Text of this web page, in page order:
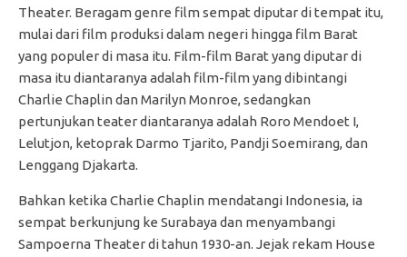
Theater. Beragam genre film sempat diputar di tempat itu,
mulai dari film produksi dalam negeri hingga film Barat
yang populer di masa itu. Film-film Barat yang diputar di
masa itu diantaranya adalah film-film yang dibintangi
Charlie Chaplin dan Marilyn Monroe, sedangkan
pertunjukan teater diantaranya adalah Roro Mendoet I,
Lelutjon, ketoprak Darmo Tjarito, Pandji Soemirang, dan
Lenggang Djakarta.
Bahkan ketika Charlie Chaplin mendatangi Indonesia, ia
sempat berkunjung ke Surabaya dan menyambangi
Sampoerna Theater di tahun 1930-an. Jejak rekam House